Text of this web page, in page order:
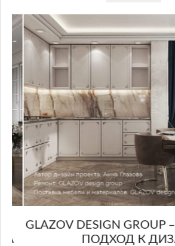
GLAZOV DESIGN GROUP
ПОДХОД К